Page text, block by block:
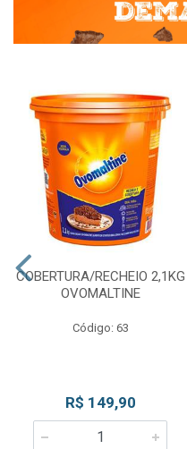
COBERTURA/RECHEIO 2,1KG
OVOMALTINE
Código: 63
R$ 149,90